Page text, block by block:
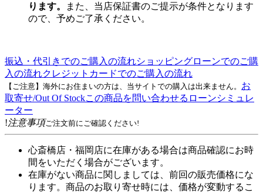
ります。
また、当店保証書のご提示が条件となります
ので、予めご了承ください。
振込・代引きでのご購入の流れショッピングローンでのご購
入の流れクレジットカードでのご購入の流れ
【ご注意】海外にお住まいの方は、当サイトでの購入は出来ません。 お
取寄せ/Out Of Stockこの商品を問い合わせる ローンシミュレ
ーター
!注意事項ご注文前にご確認ください!
心斎橋店・福岡店に在庫がある場合は商品確認にお時
間をいただく場合がございます。
在庫がない商品に関しましては、前回の販売価格にな
ります。商品のお取り寄せ時には、価格が変動するこ